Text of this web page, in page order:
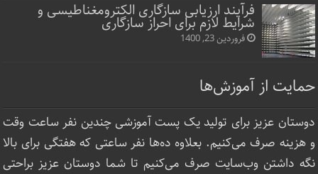
فرآیند ارزیابی سازگاری الکترومغناطیسی و
شرایط لازم برای احراز سازگاری
فروردین 23, 1400
حمایت از آموزش‌ها
دوستان عزیز برای تولید یک پست آموزشی چندین نفر ساعت‌ وقت
و هزینه صرف می‌کنیم. بعلاوه ده‌ها نفر ساعتی که هفتگی برای بالا
نگه داشتن وب‌سایت صرف ‌می‌کنیم تا شما دوستان عزیز براحتی